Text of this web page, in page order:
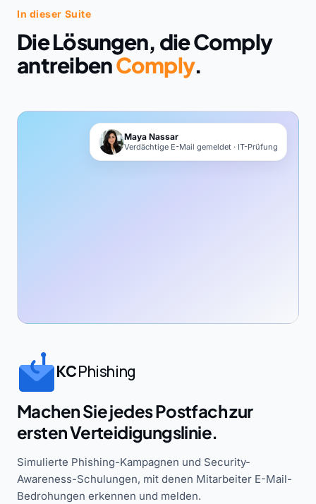
In dieser Suite
Die Lösungen, die Comply
antreibenComply.
Maya Nassar
Verdächtige E-Mail gemeldet · IT-Prüfung
KCPhishing
Machen Sie jedes Postfach zur
ersten Verteidigungslinie.
Simulierte Phishing-Kampagnen und Security-
Awareness-Schulungen, mit denen Mitarbeiter E-Mail-
Bedrohungen erkennen und melden.